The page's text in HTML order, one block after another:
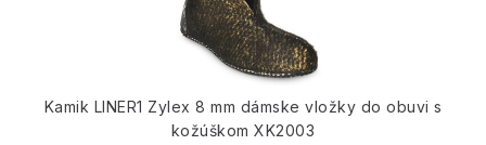
Kamik LINER1 Zylex 8 mm dámske vložky do obuvi s
kožúškom XK2003